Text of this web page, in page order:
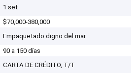
1 set
$70,000-380,000
Empaquetado digno del mar
90 a 150 días
CARTA DE CRÉDITO, T/T